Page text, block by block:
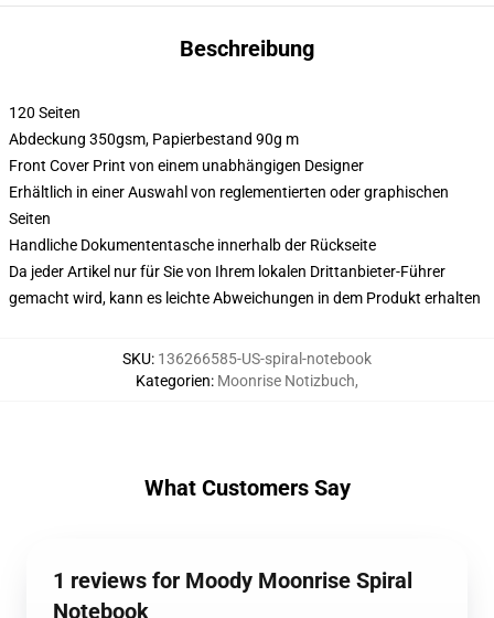
Beschreibung
120 Seiten
Abdeckung 350gsm, Papierbestand 90g m
Front Cover Print von einem unabhängigen Designer
Erhältlich in einer Auswahl von reglementierten oder graphischen
Seiten
Handliche Dokumententasche innerhalb der Rückseite
Da jeder Artikel nur für Sie von Ihrem lokalen Drittanbieter-Führer
gemacht wird, kann es leichte Abweichungen in dem Produkt erhalten
SKU: 136266585-US-spiral-notebook
Kategorien: Moonrise Notizbuch,
What Customers Say
1 reviews for Moody Moonrise Spiral
Notebook